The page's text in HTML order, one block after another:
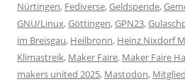
Nürtingen, Fediverse,Geldspende,
GNU/Linux,Göttingen,GPN23,
im Breisgau, Heilbronn, Heinz Nixdorf
Klimastreik, Maker Faire, Maker Faire
makers united 2025, Mastodon,